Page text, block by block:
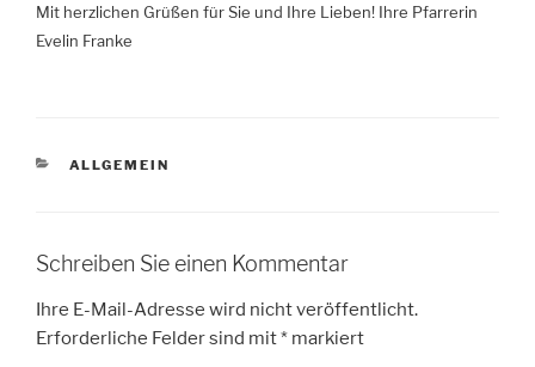
Mit herzlichen Grüßen für Sie und Ihre Lieben! Ihre Pfarrerin
Evelin Franke
KATEGORIEN
ALLGEMEIN
Schreiben Sie einen Kommentar
Ihre E-Mail-Adresse wird nicht veröffentlicht.
Erforderliche Felder sind mit* markiert